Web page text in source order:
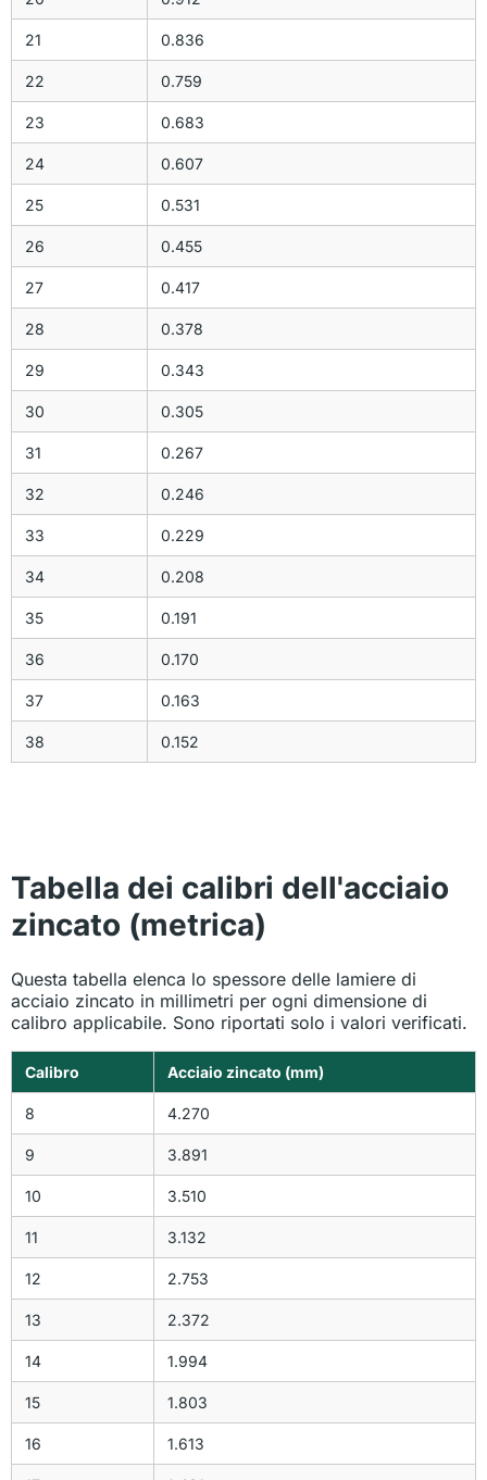
21 0.836
22 0.759
23 0.683
24 0.607
25 0.531
26 0.455
27 0.417
28 0.378
29 0.343
30 0.305
31 0.267
32 0.246
33 0.229
34 0.208
35 0.191
36 0.170
37 0.163
38 0.152
Tabella dei calibri dell'acciaio
zincato (metrica)
Questa tabella elenca lo spessore delle lamiere di
acciaio zincato in millimetri per ogni dimensione di
calibro applicabile. Sono riportati solo i valori verificati.
Calibro Acciaio zincato (mm)
8 4.270
9 3.891
10 3.510
11 3.132
12 2.753
13 2.372
14 1.994
15 1.803
16 1.613